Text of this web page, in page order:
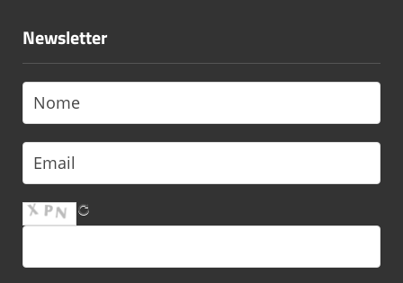
Newsletter